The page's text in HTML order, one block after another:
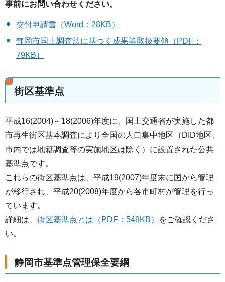
事前にお問い合わせください。
交付申請書（Word：28KB）
静岡市国土調査法に基づく成果等取扱要領（PDF：
79KB）
街区基準点
平成16(2004)～18(2006)年度に、国土交通省が実施した都
市再生街区基本調査により全国の人口集中地区（DID地区、
市内では地籍調査等の実施地区は除く）に設置された公共
基準点です。
これらの街区基準点は、平成19(2007)年度末に国から管理
が移行され、平成20(2008)年度から各市町村が管理を行っ
ています。
詳細は、 街区基準点とは（PDF：549KB）
をご確認くださ
い。
静岡市基準点管理保全要綱